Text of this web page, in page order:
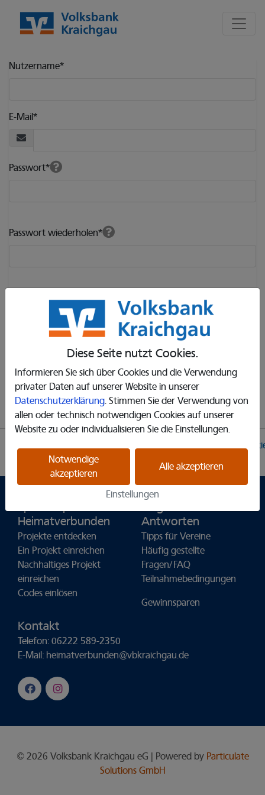
Seite
Diese Seite nutzt Cookies.
Informieren Sie sich über Cookies und die Verwendung
privater Daten auf unserer Website in unserer
Datenschutzerklärung. Stimmen Sie der Verwendung von
allen oder technisch notwendigen Cookies auf unserer
Website zu oder individualisieren Sie die Einstellungen.
Notwendige
akzeptieren
Alle akzeptieren
Einstellungen
Klicken Sie, um die Navigation zu überspringen und zum
Nutzer Registrierungsformular
Nutzername*
E-Mail*
Passwort*
Passwort wiederholen*
Felder mit einem * sind erforderlich.
Ich habe die Nutzungsbedingungen gelesen und stimme
Ich habe dieDatenschutzerklärunggelesen.
Registrieren
Partner Impressum Datenschutzerklärung
Einstellungen
Heimatverbunden
Projekte entdecken
Ein Projekt einreichen
Nachhaltiges Projekt
einreichen
Codes einlösen
Antworten
Tipps für Vereine
Häufig gestellte
Fragen/FAQ
Teilnahmebedingungen
Gewinnsparen
Kontakt
Telefon: 06222 589-2350
E-Mail: heimatverbunden@vbkraichgau.de
© 2026 Volksbank Kraichgau eG | Powered by Particulate
Solutions GmbH